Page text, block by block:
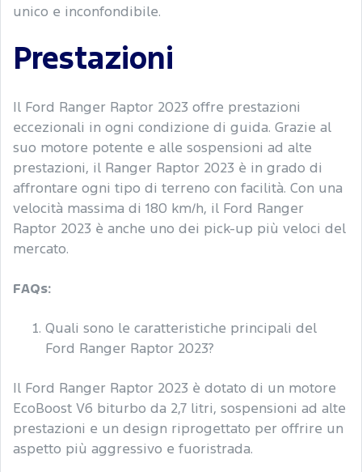
unico e inconfondibile.
Prestazioni
Il Ford Ranger Raptor 2023 offre prestazioni
eccezionali in ogni condizione di guida. Grazie al
suo motore potente e alle sospensioni ad alte
prestazioni, il Ranger Raptor 2023 è in grado di
affrontare ogni tipo di terreno con facilità. Con una
velocità massima di 180 km/h, il Ford Ranger
Raptor 2023 è anche uno dei pick-up più veloci del
mercato.
FAQs:
Quali sono le caratteristiche principali del
Ford Ranger Raptor 2023?
Il Ford Ranger Raptor 2023 è dotato di un motore
EcoBoost V6 biturbo da 2,7 litri, sospensioni ad alte
prestazioni e un design riprogettato per offrire un
aspetto più aggressivo e fuoristrada.